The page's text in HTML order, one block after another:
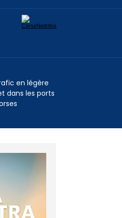
en légère
dans les ports